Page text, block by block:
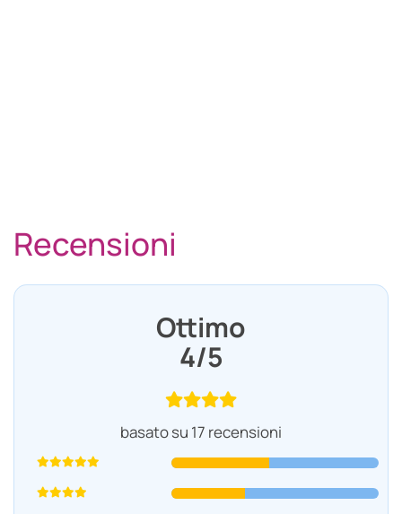
Recensioni
Ottimo
4/5
basato su 17 recensioni